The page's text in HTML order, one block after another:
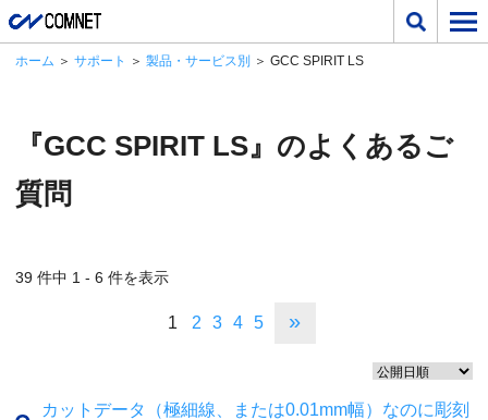
ホーム ＞ サポート ＞ 製品・サービス別 ＞ GCC SPIRIT LS
『GCC SPIRIT LS』のよくあるご
質問
39 件中 1 - 6 件を表示
1 2 3 4 5 »
カットデータ（極細線、または0.01mm幅）なのに彫刻